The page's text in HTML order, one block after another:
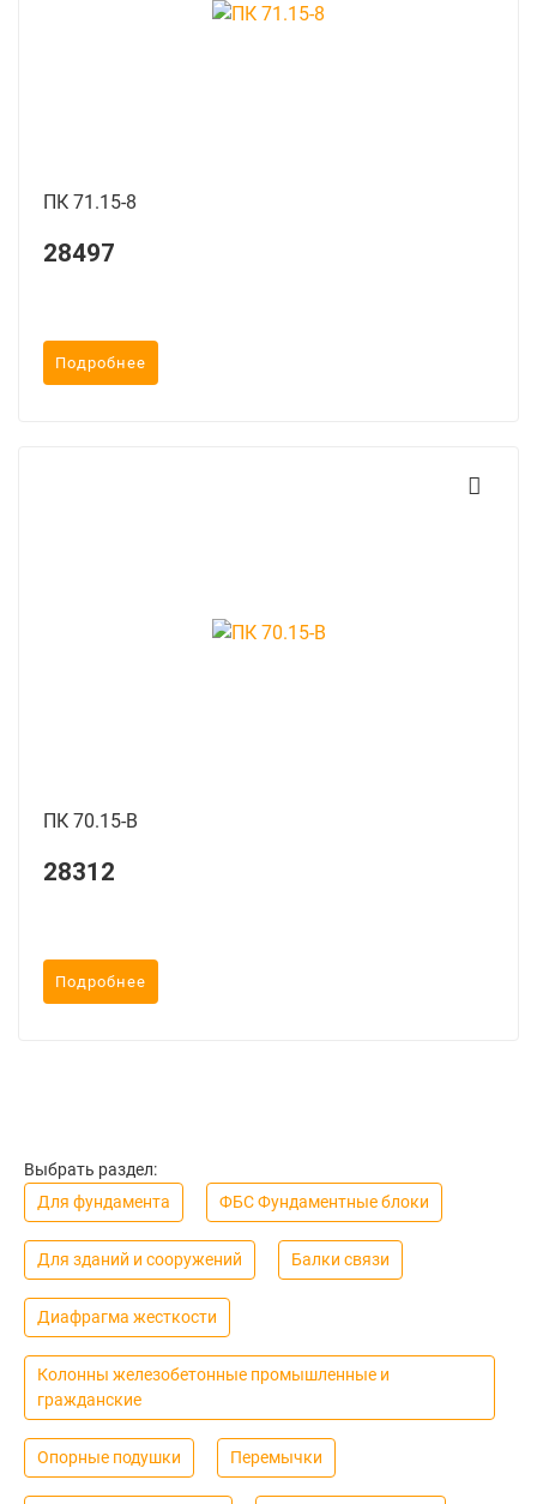
ПК 71.15-8
28497
Подробнее
ПК 70.15-B
28312
Подробнее
Выбрать раздел:
Для фундамента
ФБС Фундаментные блоки
Для зданий и сооружений Балки связи
Диафрагма жесткости
Колонны железобетонные промышленные и
гражданские
Опорные подушки Перемычки